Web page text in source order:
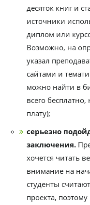
десяток книг и
источники
диплом или
Возможно, на
указал
сайтами и
можно найти в
всего
плату);
серьезно
заключения.
хочется читать
внимание на
студенты
проекта,